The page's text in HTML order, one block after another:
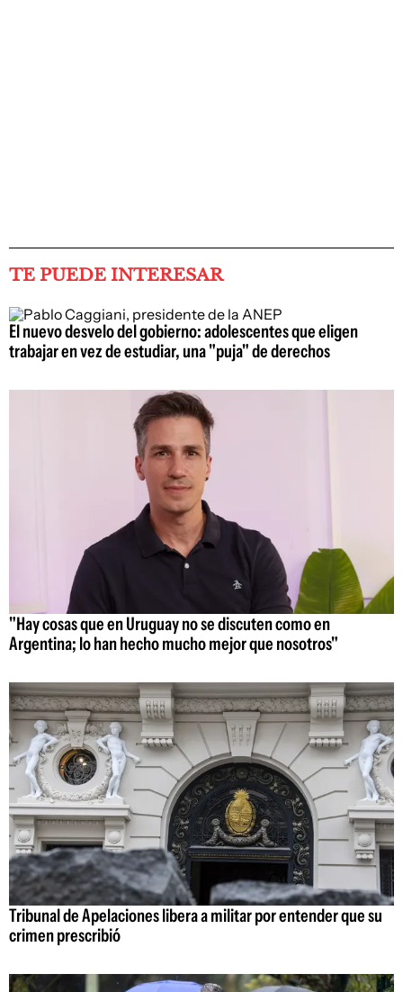
TE PUEDE INTERESAR
El nuevo desvelo del gobierno: adolescentes que eligen
trabajar en vez de estudiar, una "puja" de derechos
"Hay cosas que en Uruguay no se discuten como en
Argentina; lo han hecho mucho mejor que nosotros"
Tribunal de Apelaciones libera a militar por entender que su
crimen prescribió